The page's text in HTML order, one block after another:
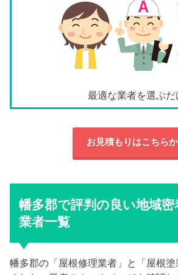
最適な業者を選ぶだ
お見積もりはこちら
幡多郡で評判の良い地域密
業者一覧
幡多郡の「屋根修理業者」と「屋根